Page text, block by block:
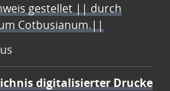
gestellet || durch
Cotbusianum.||
digitalisierter Drucke